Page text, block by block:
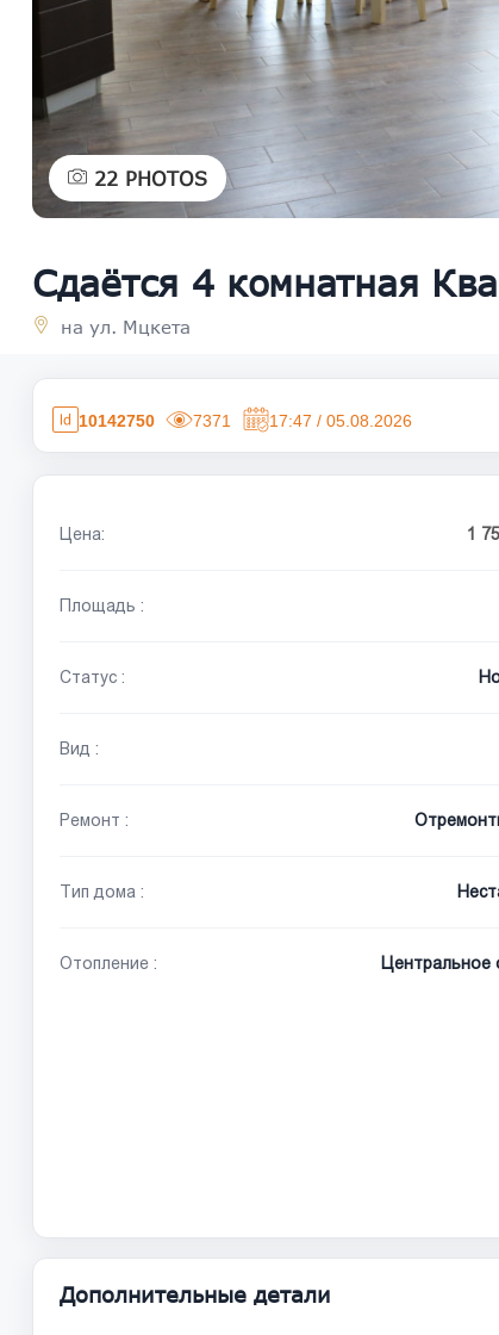
22 PHOTOS
Сдаётся 4 комнатная
на ул. Мцкета
10142750 7371 17:47 / 05.08.2026
Цена: 1
Площадь :
Статус :
Вид :
Ремонт :
Тип дома :
Отопление : Центральное
Дополнительные детали